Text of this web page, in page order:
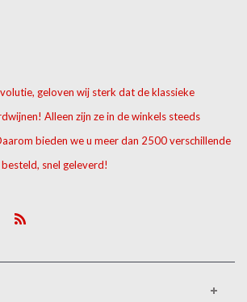
geloven wij sterk dat de klassieke
Alleen zijn ze in de winkels steeds
bieden we u meer dan 2500 verschillende
snel geleverd!